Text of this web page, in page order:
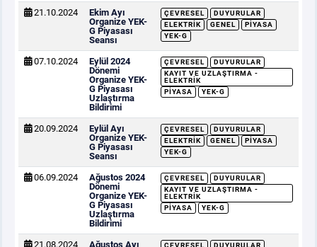
21.10.2024
Ekim Ayı
Organize YEK-
G Piyasası
Seansı
ÇEVRESEL
DUYURULAR
ELEKTRIK
GENEL
PIYASA
YEK-G
07.10.2024
Eylül 2024
Dönemi
Organize YEK-
G Piyasası
Uzlaştırma
Bildirimi
ÇEVRESEL
DUYURULAR
KAYIT VE UZLAŞTIRMA -
ELEKTRIK
PIYASA
YEK-G
20.09.2024
Eylül Ayı
Organize YEK-
G Piyasası
Seansı
ÇEVRESEL
DUYURULAR
ELEKTRIK
GENEL
PIYASA
YEK-G
06.09.2024
Ağustos 2024
Dönemi
Organize YEK-
G Piyasası
Uzlaştırma
Bildirimi
ÇEVRESEL
DUYURULAR
KAYIT VE UZLAŞTIRMA -
ELEKTRIK
PIYASA
YEK-G
21.08.2024 Ağustos Ayı ÇEVRESEL DUYURULAR